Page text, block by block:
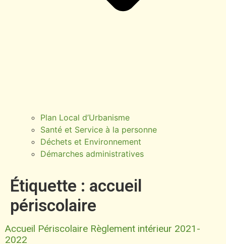
Plan Local d’Urbanisme
Santé et Service à la personne
Déchets et Environnement
Démarches administratives
Étiquette : accueil
périscolaire
Accueil Périscolaire Règlement intérieur 2021-
2022